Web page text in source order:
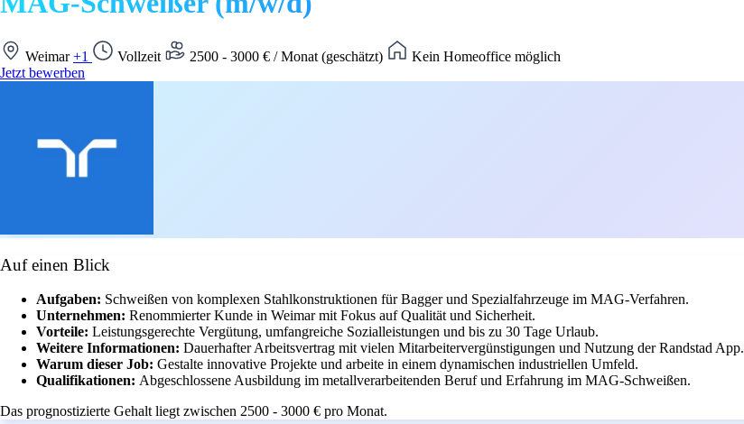
Weimar+1 Vollzeit 2500 - 3000 € / Monat (geschätzt)
Kein Homeoffice möglich
Jetzt bewerben
Auf einen Blick
Aufgaben: Schweißen von komplexen Stahlkonstruktionen für Bagger und Spezialfahrzeuge im MAG-Verfahren.
Unternehmen: Renommierter Kunde in Weimar mit Fokus auf Qualität und Sicherheit.
Vorteile: Leistungsgerechte Vergütung, umfangreiche Sozialleistungen und bis zu 30 Tage Urlaub.
Weitere Informationen: Dauerhafter Arbeitsvertrag mit vielen Mitarbeitervergünstigungen und Nutzung der Randstad App.
Warum dieser Job: Gestalte innovative Projekte und arbeite in einem dynamischen industriellen Umfeld.
Qualifikationen: Abgeschlossene Ausbildung im metallverarbeitenden Beruf und Erfahrung im MAG-Schweißen.
Das prognostizierte Gehalt liegt zwischen 2500 - 3000 € pro Monat.